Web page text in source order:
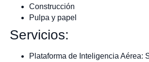
Construcción
Pulpa y papel
Servicios:
Plataforma de Inteligencia Aérea: